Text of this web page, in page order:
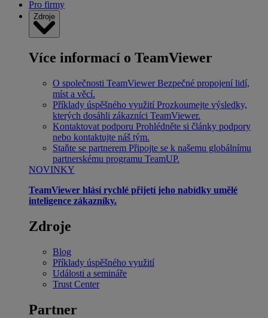
Pro firmy
Zdroje
Více informací o TeamViewer
O společnosti TeamViewer Bezpečné propojení lidí,
míst a věcí.
Příklady úspěšného využití Prozkoumejte výsledky,
kterých dosáhli zákazníci TeamViewer.
Kontaktovat podporu Prohlédněte si články podpory
nebo kontaktujte náš tým.
Staňte se partnerem Připojte se k našemu globálnímu
partnerskému programu TeamUP.
NOVINKY
TeamViewer hlásí rychlé přijetí jeho nabídky umělé
inteligence zákazníky.
Zdroje
Blog
Příklady úspěšného využití
Události a semináře
Trust Center
Partner